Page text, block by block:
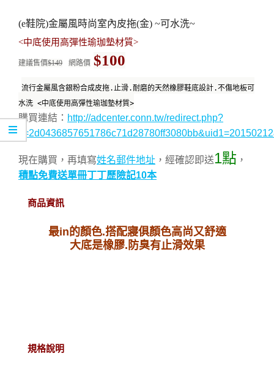
(e鞋院)金屬風時尚室內皮拖(金) ~可水洗~
<中底使用高彈性瑜珈墊材質>
建議售價$149 網路價 $100
流行金屬風含銀粉合成皮拖.止滑.耐磨的天然橡膠鞋底設計.不傷地板可
水洗 <中底使用高彈性瑜珈墊材質>
購買連結： http://adcenter.conn.tw/redirect.php?
現在購買，再填寫姓名郵件地址 ，經確認即送1點 ，
積點免費送單冊丁丁歷險記10本
商品資訊
最in的顏色.搭配寢俱顏色高尚又舒適
大底是橡膠.防臭有止滑效果
規格說明